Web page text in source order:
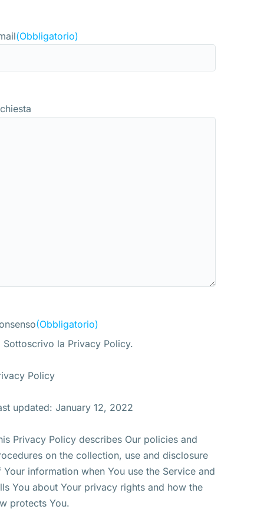
(Obbligatorio)
(Obbligatorio)
Sottoscrivo la Privacy Policy.
Policy
updated: January 12, 2022
Privacy Policy describes Our policies and
on the collection, use and disclosure
Your information when You use the Service and
You about Your privacy rights and how the
protects You.